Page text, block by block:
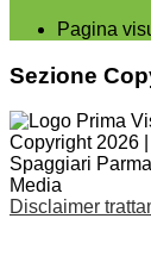
Pagina
Sezione
Copyright 2026
Spaggiari
Media
Disclaimer